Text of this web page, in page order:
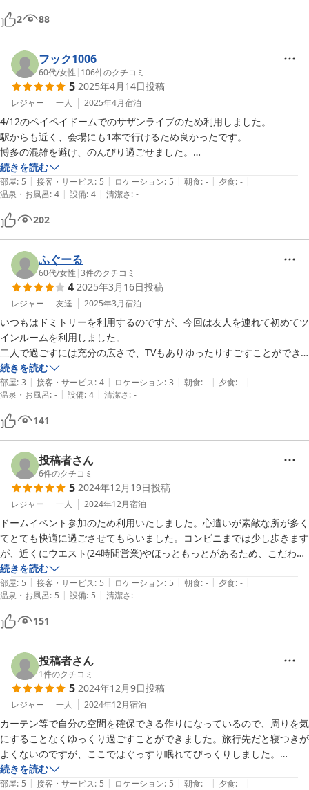
施設は木のぬくもりのある部屋で清潔でした。
ドミトリーはお客さんのマナーによって良し悪しが決まると思います
が、皆常識的で快適な睡眠が
とれました。
2 88
フック1006
60代/女性 | 106件のクチコミ
5 2025年4月14日投稿
レジャー 一人 2025年4月宿泊
4/12のペイペイドームでのサザンライブのため利用しました。
駅からも近く、会場にも1本で行けるため良かったです。
博多の混雑を避け、のんびり過ごせました。
12日はライブ前に唐津方面にも遊びに行き楽しかったです。
朝食まであり、ドミトリーもスペースが広くゆっくり休めました。
また機会があれば利用したいです。
ありがとうございました。
続きを読む
部屋: 5 | 接客・サービス: 5 | ロケーション: 5 | 朝食: - | 夕食: - |
温泉・お風呂: 4 | 設備: 4 | 清潔さ: -
202
ふぐーる
60代/女性 |3件のクチコミ
4 2025年3月16日投稿
レジャー 友達 2025年3月宿泊
いつもはドミトリーを利用するのですが、今回は友人を連れて初めてツ
インルームを利用しました。
二人で過ごすには充分の広さで、TVもありゆったりすごすことができ
ました。
就寝時、ベッドサイドの電灯では少し明る過ぎて、全消灯すると真っ暗
になるので、
足元に小さい灯があればいいなと思いました。
続きを読む
部屋: 3 | 接客・サービス: 4 | ロケーション: 3 | 朝食: - | 夕食: - |
温泉・お風呂: - | 設備: 4 | 清潔さ: -
141
投稿者さん
6件のクチコミ
5 2024年12月19日投稿
レジャー 一人 2024年12月宿泊
ドームイベント参加のため利用いたしました。心遣いが素敵な所が多く
てとても快適に過ごさせてもらいました。コンビニまでは少し歩きます
が、近くにウエスト(24時間営業)やほっともっとがあるため、こだわり
なければ食には困らないです。オーナー様もスタッフの方皆様も親切で
猫のらんまる様にも会えて最高でした。是非また泊まらせてもらいたい
です！
続きを読む
部屋: 5 | 接客・サービス: 5 | ロケーション: 5 | 朝食: - | 夕食: - |
温泉・お風呂: 5 | 設備: 5 | 清潔さ: -
151
投稿者さん
1件のクチコミ
5 2024年12月9日投稿
レジャー 一人 2024年12月宿泊
カーテン等で自分の空間を確保できる作りになっているので、周りを気
にすることなくゆっくり過ごすことができました。旅行先だと寝つきが
よくないのですが、ここではぐっすり眠れてびっくりしました。
居心地よく過ごせるよう気配りに溢れたゲストハウスで、またお世話に
なりたいです。
続きを読む
部屋: 5 | 接客・サービス: 5 | ロケーション: 5 | 朝食: - | 夕食: - |